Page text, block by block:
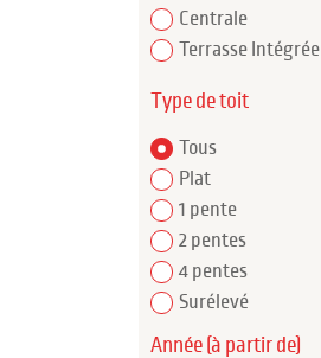
Centrale
Terrasse Intégrée
Type de toit
Tous
Plat
1 pente
2 pentes
4 pentes
Surélevé
Année (à partir de)